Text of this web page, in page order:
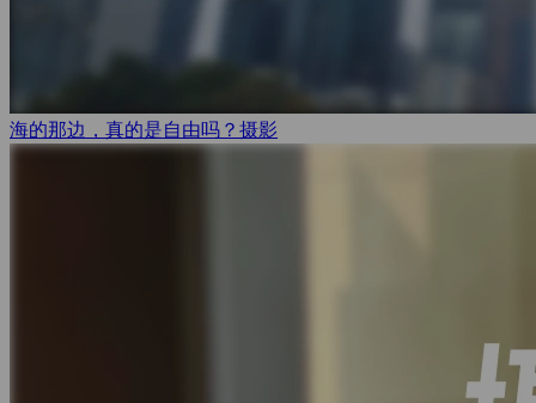
海的那边，真的是自由吗？ 摄影